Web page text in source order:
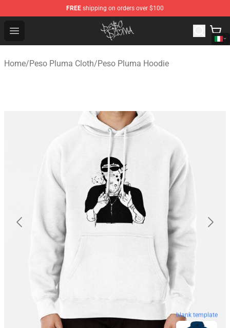
FREE shipping on orders over $100
Open menu
Peso Pluma Store - Official Peso Pluma Merchandise
Home/Peso Pluma Cloth/Peso Pluma Hoodie
blank template